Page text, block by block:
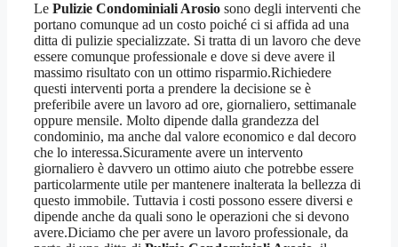
Le Pulizie Condominiali Arosio sono degli interventi che
portano comunque ad un costo poiché ci si affida ad una
ditta di pulizie specializzate. Si tratta di un lavoro che deve
essere comunque professionale e dove si deve avere il
massimo risultato con un ottimo risparmio.Richiedere
questi interventi porta a prendere la decisione se è
preferibile avere un lavoro ad ore, giornaliero, settimanale
oppure mensile. Molto dipende dalla grandezza del
condominio, ma anche dal valore economico e dal decoro
che lo interessa.Sicuramente avere un intervento
giornaliero è davvero un ottimo aiuto che potrebbe essere
particolarmente utile per mantenere inalterata la bellezza di
questo immobile. Tuttavia i costi possono essere diversi e
dipende anche da quali sono le operazioni che si devono
avere.Diciamo che per avere un lavoro professionale, da